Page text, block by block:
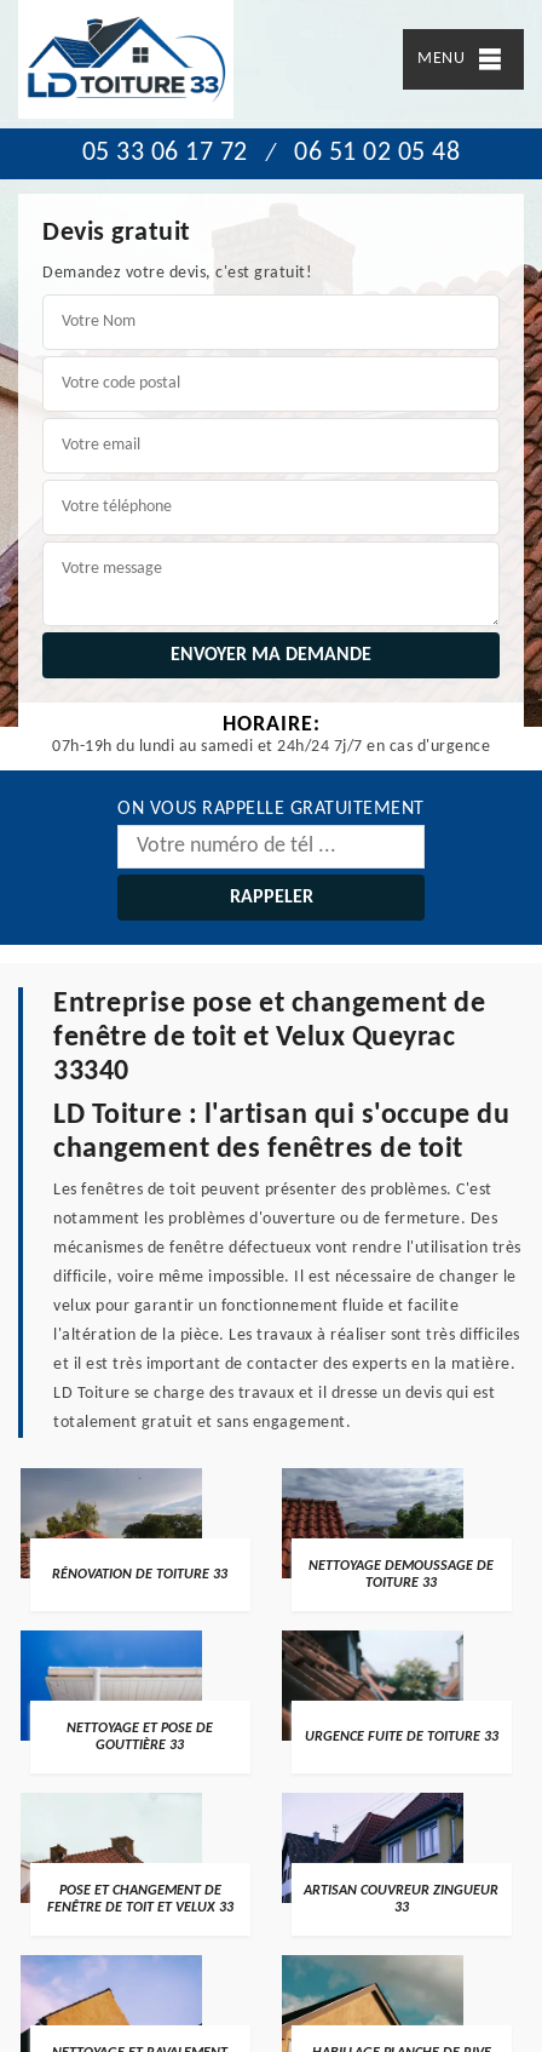
MENU
05 33 06 17 72 / 06 51 02 05 48
Devis gratuit
Demandez votre devis, c'est gratuit!
HORAIRE:
07h-19h du lundi au samedi et 24h/24 7j/7 en cas d'urgence
ON VOUS RAPPELLE GRATUITEMENT
Entreprise pose et changement de
fenêtre de toit et Velux Queyrac
33340
LD Toiture : l'artisan qui s'occupe du
changement des fenêtres de toit
Les fenêtres de toit peuvent présenter des problèmes. C'est
notamment les problèmes d'ouverture ou de fermeture. Des
mécanismes de fenêtre défectueux vont rendre l'utilisation très
difficile, voire même impossible. Il est nécessaire de changer le
velux pour garantir un fonctionnement fluide et facilite
l'altération de la pièce. Les travaux à réaliser sont très difficiles
et il est très important de contacter des experts en la matière.
LD Toiture se charge des travaux et il dresse un devis qui est
totalement gratuit et sans engagement.
RÉNOVATION DE TOITURE 33
NETTOYAGE DEMOUSSAGE DE
TOITURE 33
NETTOYAGE ET POSE DE
GOUTTIÈRE 33
URGENCE FUITE DE TOITURE 33
POSE ET CHANGEMENT DE
FENÊTRE DE TOIT ET VELUX 33
ARTISAN COUVREUR ZINGUEUR
33